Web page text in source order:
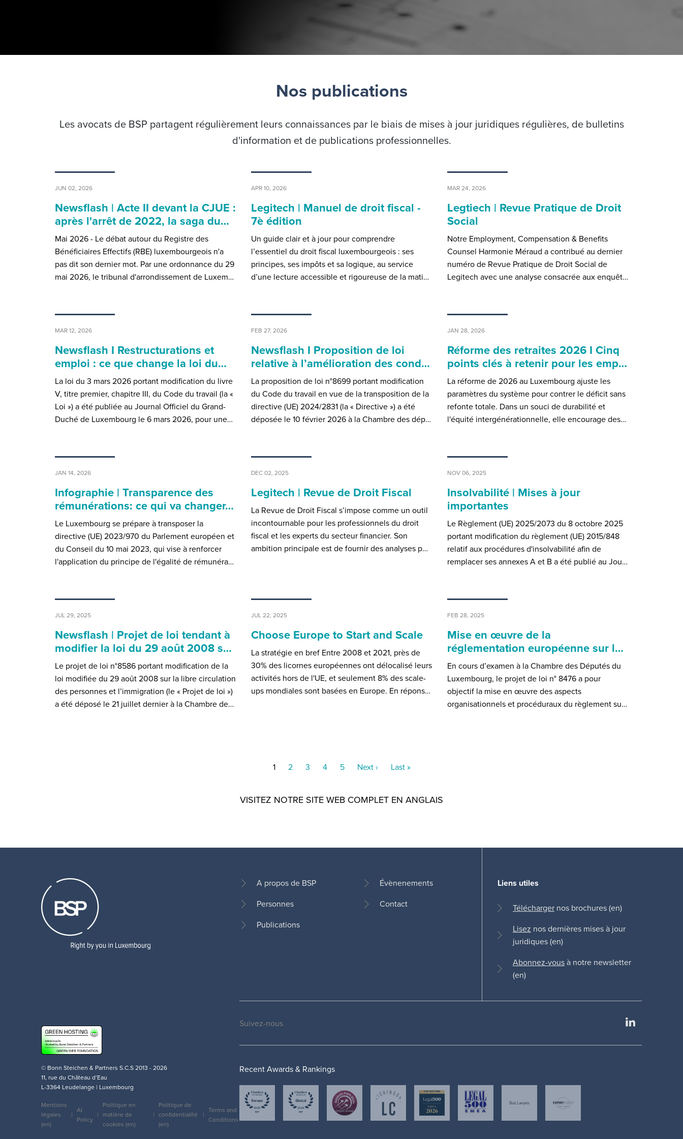
Nos publications
Les avocats de BSP partagent régulièrement leurs connaissances par le biais de mises à jour juridiques régulières, de bulletins
d'information et de publications professionnelles.
JUN 02, 2026
Newsflash | Acte II devant la CJUE :
après l'arrêt de 2022, la saga du…
Mai 2026 - Le débat autour du Registre des
Bénéficiaires Effectifs (RBE) luxembourgeois n'a
pas dit son dernier mot. Par une ordonnance du 29
mai 2026, le tribunal d'arrondissement de Luxem…
APR 10, 2026
Legitech | Manuel de droit fiscal -
7è édition
Un guide clair et à jour pour comprendre
l’essentiel du droit fiscal luxembourgeois : ses
principes, ses impôts et sa logique, au service
d’une lecture accessible et rigoureuse de la mati…
MAR 24, 2026
Legtiech | Revue Pratique de Droit
Social
Notre Employment, Compensation & Benefits
Counsel Harmonie Méraud a contribué au dernier
numéro de Revue Pratique de Droit Social de
Legitech avec une analyse consacrée aux enquêt…
MAR 12, 2026
Newsflash I Restructurations et
emploi : ce que change la loi du…
La loi du 3 mars 2026 portant modification du livre
V, titre premier, chapitre III, du Code du travail (la «
Loi ») a été publiée au Journal Officiel du Grand-
Duché de Luxembourg le 6 mars 2026, pour une…
FEB 27, 2026
Newsflash I Proposition de loi
relative à l’amélioration des cond…
La proposition de loi n°8699 portant modification
du Code du travail en vue de la transposition de la
directive (UE) 2024/2831 (la « Directive ») a été
déposée le 10 février 2026 à la Chambre des dép…
JAN 28, 2026
Réforme des retraites 2026 I Cinq
points clés à retenir pour les emp…
La réforme de 2026 au Luxembourg ajuste les
paramètres du système pour contrer le déficit sans
refonte totale. Dans un souci de durabilité et
l'équité intergénérationnelle, elle encourage des…
JAN 14, 2026
Infographie | Transparence des
rémunérations: ce qui va changer…
Le Luxembourg se prépare à transposer la
directive (UE) 2023/970 du Parlement européen et
du Conseil du 10 mai 2023, qui vise à renforcer
l'application du principe de l'égalité de rémunéra…
DEC 02, 2025
Legitech | Revue de Droit Fiscal
La Revue de Droit Fiscal s’impose comme un outil
incontournable pour les professionnels du droit
fiscal et les experts du secteur financier. Son
ambition principale est de fournir des analyses p…
NOV 06, 2025
Insolvabilité | Mises à jour
importantes
Le Règlement (UE) 2025/2073 du 8 octobre 2025
portant modification du règlement (UE) 2015/848
relatif aux procédures d'insolvabilité afin de
remplacer ses annexes A et B a été publié au Jou…
JUL 29, 2025
Newsflash | Projet de loi tendant à
modifier la loi du 29 août 2008 s…
Le projet de loi n°8586 portant modification de la
loi modifiée du 29 août 2008 sur la libre circulation
des personnes et l’immigration (le « Projet de loi »)
a été déposé le 21 juillet dernier à la Chambre de…
JUL 22, 2025
Choose Europe to Start and Scale
La stratégie en bref Entre 2008 et 2021, près de
30% des licornes européennes ont délocalisé leurs
activités hors de l'UE, et seulement 8% des scale-
ups mondiales sont basées en Europe. En répons…
FEB 28, 2025
Mise en œuvre de la
réglementation européenne sur l…
En cours d’examen à la Chambre des Députés du
Luxembourg, le projet de loi n° 8476 a pour
objectif la mise en œuvre des aspects
organisationnels et procéduraux du règlement su…
Current
1 Page
2 Page
3 Page
4 Page
5
Next
Next ›
Last
Last »
VISITEZ NOTRE SITE WEB COMPLET EN ANGLAIS
Pied
de
A propos de BSP
Personnes
Publications
Évènenements
Contact
Liens utiles
Télécharger nos brochures (en)
Lisez nos dernières mises à jour
juridiques (en)
Abonnez-vousà notre newsletter
(en)
© Bonn Steichen & Partners S.C.S 2013 - 2026
11, rue du Château d’Eau
L-3364 Leudelange | Luxembourg
Legal
Mentions
légales
(en)
AI
Policy
Politique en
matière de
cookies (en)
Politique de
confidentialité
(en)
Terms and
Conditions
Social
Suivez-nous
Recent Awards & Rankings